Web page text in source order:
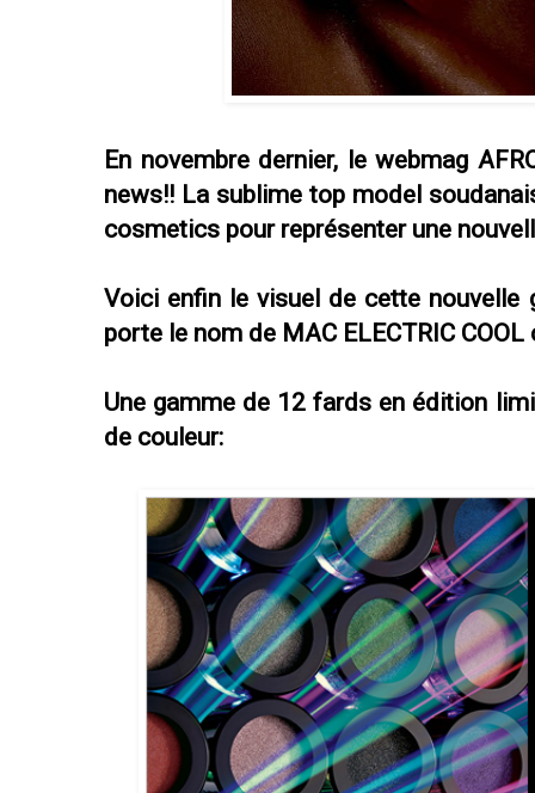
En novembre dernier, le webmag
news!! La sublime top model
cosmetics pour représenter une
Voici enfin le visuel de cette
porte le nom de MAC ELECTRIC
Une gamme de 12 fards en édition
de couleur: